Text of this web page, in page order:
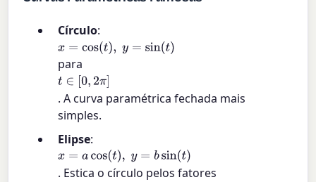
Círculo:
x=cos(t),y=sin(t
para
t∈[ ,2π]
. A curva paramétrica fechada mais
simples.
Elipse:
x=acos(t),y=bsin( t)
. Estica o círculo pelos fatores